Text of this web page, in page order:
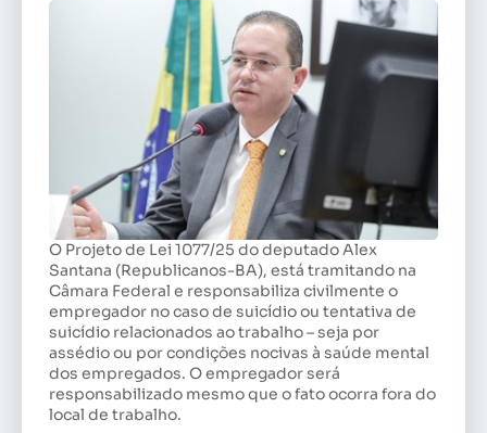
O Projeto de Lei 1077/25 do deputado Alex
Santana (Republicanos-BA), está tramitando na
Câmara Federal e responsabiliza civilmente o
empregador no caso de suicídio ou tentativa de
suicídio relacionados ao trabalho – seja por
assédio ou por condições nocivas à saúde mental
dos empregados. O empregador será
responsabilizado mesmo que o fato ocorra fora do
local de trabalho.